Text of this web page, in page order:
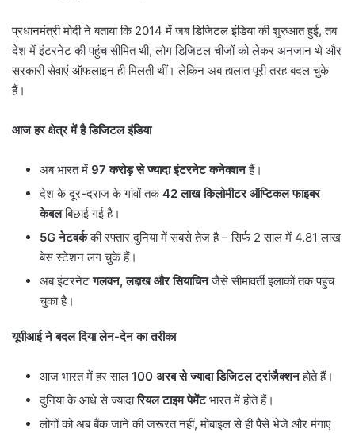
प्रधानमंत्री मोदी ने बताया कि 2014 में जब डिजिटल इंडिया की शुरुआत हुई, तब
देश में इंटरनेट की पहुंच सीमित थी, लोग डिजिटल चीजों को लेकर अनजान थे और
सरकारी सेवाएं ऑफलाइन ही मिलती थीं। लेकिन अब हालात पूरी तरह बदल चुके
हैं।
आज हर क्षेत्र में है डिजिटल इंडिया
अब भारत में 97करोड़ से ज्यादा इंटरनेट कनेक्शनहैं।
देश के दूर-दराज के गांवों तक42लाख किलोमीटर ऑप्टिकल फाइबर
केबलबिछाई गई है।
5Gनेटवर्ककी रफ्तार दुनिया में सबसे तेज है – सिर्फ 2 साल में 4.81 लाख
बेस स्टेशन लग चुके हैं।
अब इंटरनेटगलवन,लद्दाख और सियाचिनजैसे सीमावर्ती इलाकों तक पहुंच
चुका है।
यूपीआई ने बदल दिया लेन-देन का तरीका
आज भारत में हर साल 100 अरब से ज्यादा डिजिटल ट्रांजैक्शनहोते हैं।
दुनिया के आधे से ज्यादारियल टाइम पेमेंटभारत में होते हैं।
लोगों को अब बैंक जाने की जरूरत नहीं, मोबाइल से ही पैसे भेजे और मंगाए